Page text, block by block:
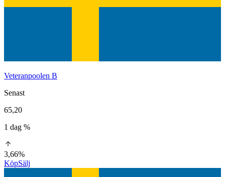
Veteranpoolen B
Senast
65,20
1 dag %
3,66%
KöpSälj